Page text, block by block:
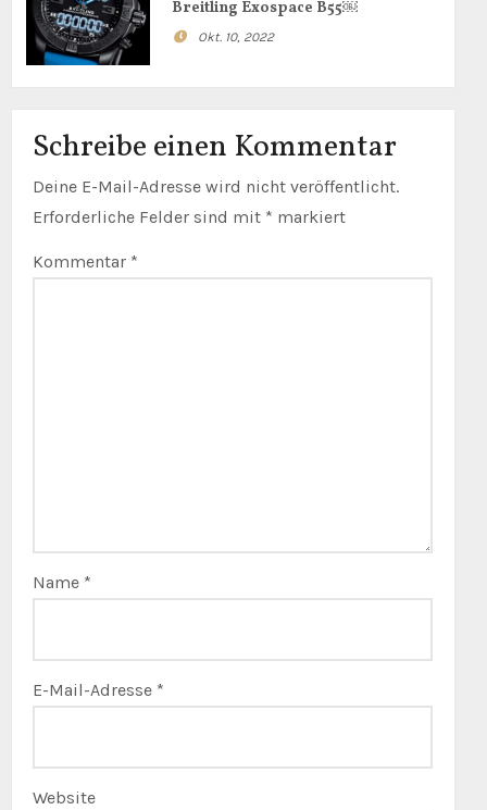
Breitling Exospace B55￼
Okt. 10, 2022
Schreibe einen Kommentar
Deine E-Mail-Adresse wird nicht veröffentlicht.
Erforderliche Felder sind mit * markiert
Kommentar *
Name *
E-Mail-Adresse *
Website